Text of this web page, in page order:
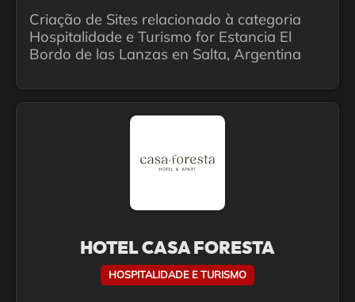
Criação de Sites relacionado à categoria
Hospitalidade e Turismo for Estancia El
Bordo de las Lanzas en Salta, Argentina
HOTEL CASA FORESTA
HOSPITALIDADE E TURISMO